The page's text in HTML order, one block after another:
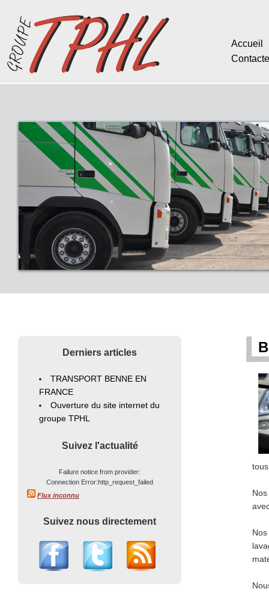
Accueil
Derniers articles
TRANSPORT BENNE EN
FRANCE
Ouverture du site internet du
groupe TPHL
Suivez l'actualité
Failure notice from provider:
Connection Error:http_request_failed
Flux inconnu
Suivez nous directement